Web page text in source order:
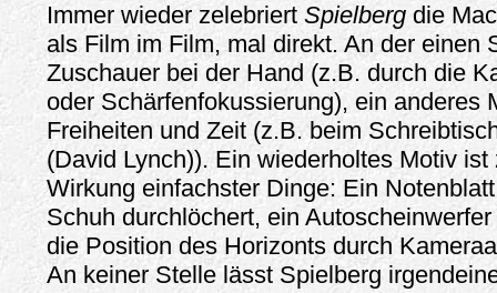
Immer wieder zelebriert Spielberg die
als Film im Film, mal direkt. An der einen
Zuschauer bei der Hand (z.B. durch die
oder Schärfenfokussierung), ein anderes
Freiheiten und Zeit (z.B. beim
(David Lynch)). Ein wiederholtes Motiv
Wirkung einfachster Dinge: Ein
Schuh durchlöchert, ein
die Position des Horizonts durch
An keiner Stelle lässt Spielberg